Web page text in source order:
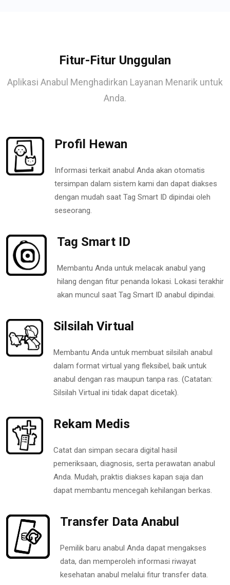
Fitur-Fitur Unggulan
Aplikasi Anabul Menghadirkan Layanan Menarik untuk
Anda.
Profil Hewan
Informasi terkait anabul Anda akan otomatis
tersimpan dalam sistem kami dan dapat diakses
dengan mudah saat Tag Smart ID dipindai oleh
seseorang.
Tag Smart ID
Membantu Anda untuk melacak anabul yang
hilang dengan fitur penanda lokasi. Lokasi terakhir
akan muncul saat Tag Smart ID anabul dipindai.
Silsilah Virtual
Membantu Anda untuk membuat silsilah anabul
dalam format virtual yang fleksibel, baik untuk
anabul dengan ras maupun tanpa ras. (Catatan:
Silsilah Virtual ini tidak dapat dicetak).
Rekam Medis
Catat dan simpan secara digital hasil
pemeriksaan, diagnosis, serta perawatan anabul
Anda. Mudah, praktis diakses kapan saja dan
dapat membantu mencegah kehilangan berkas.
Transfer Data Anabul
Pemilik baru anabul Anda dapat mengakses
data, dan memperoleh informasi riwayat
kesehatan anabul melalui fitur transfer data.